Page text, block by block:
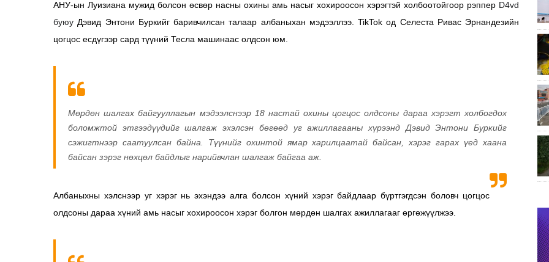
АНУ-ын Луизиана мужид болсон өсвөр насны охины амь насыг хохироосон хэрэгтэй холбоотойгоор рэппер D4vd
буюу Дэвид Энтони Буркийг баривчилсан талаар албаныхан мэдээллээ. TikTok од Селеста Ривас Эрнандезийн
цогцос есдүгээр сард түүний Тесла машинаас олдсон юм.
Мөрдөн шалгах байгууллагын мэдээлснээр 18 настай охины цогцос олдсоны дараа хэрэгт холбогдох
боломжтой этгээдүүдийг шалгаж эхэлсэн бөгөөд уг ажиллагааны хүрээнд Дэвид Энтони Буркийг
сэжигтнээр саатуулсан байна. Түүнийг охинтой ямар харилцаатай байсан, хэрэг гарах үед хаана
байсан зэрэг нөхцөл байдлыг нарийвчлан шалгаж байгаа аж.
Албаныхны хэлснээр уг хэрэг нь эхэндээ алга болсон хүний хэрэг байдлаар бүртгэгдсэн боловч цогцос
олдсоны дараа хүний амь насыг хохироосон хэрэг болгон мөрдөн шалгах ажиллагааг өргөжүүлжээ.